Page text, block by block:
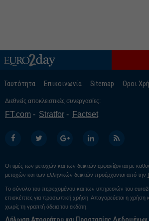
Ταυτότητα Επικοινωνία Sitemap Οροι
Διεθνείς αποκλειστικές συνεργασίες:
FT.com Stratfor Factset
Οι τιμές των μετοχών και των δεικτών εμφανίζονται με
μετοχών και των ελληνικών δεικτών προέρχονται από την
Το σύνολο του περιεχομένου και των υπηρεσιών του
επισκέπτες για προσωπική χρήση. Απαγορεύεται η χρήση
χωρίς τη γραπτή άδεια του εκδότη.